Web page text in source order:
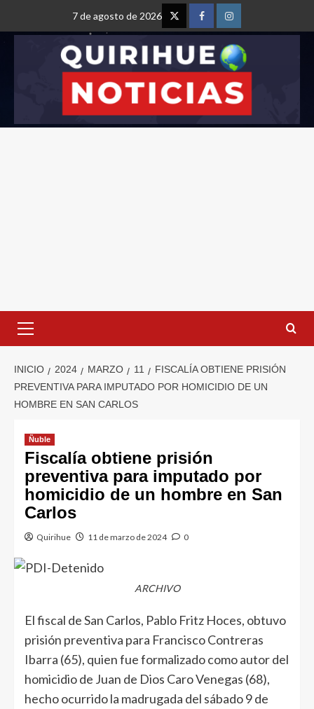
7 de agosto de 2026
INICIO 2024 MARZO 11
FISCALÍA OBTIENE PRISIÓN
PREVENTIVA PARA IMPUTADO POR HOMICIDIO DE UN
HOMBRE EN SAN CARLOS
Ñuble
Fiscalía obtiene prisión
preventiva para imputado por
homicidio de un hombre en San
Carlos
Quirihue 11 de marzo de 2024 0
ARCHIVO
El fiscal de San Carlos, Pablo Fritz Hoces, obtuvo
prisión preventiva para Francisco Contreras
Ibarra (65), quien fue formalizado como autor del
homicidio de Juan de Dios Caro Venegas (68),
hecho ocurrido la madrugada del sábado 9 de